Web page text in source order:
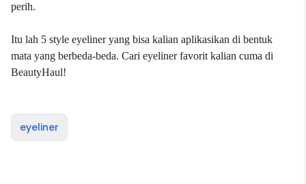
perih.
Itu lah 5 style eyeliner yang bisa kalian aplikasikan di bentuk
mata yang berbeda-beda. Cari eyeliner favorit kalian cuma di
BeautyHaul!
eyeliner